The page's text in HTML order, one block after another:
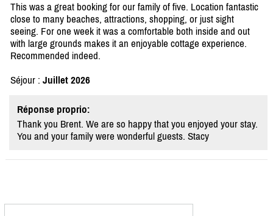
This was a great booking for our family of five. Location fantastic
close to many beaches, attractions, shopping, or just sight
seeing. For one week it was a comfortable both inside and out
with large grounds makes it an enjoyable cottage experience.
Recommended indeed.
Séjour : Juillet 2026
Réponse proprio:
Thank you Brent. We are so happy that you enjoyed your stay.
You and your family were wonderful guests. Stacy